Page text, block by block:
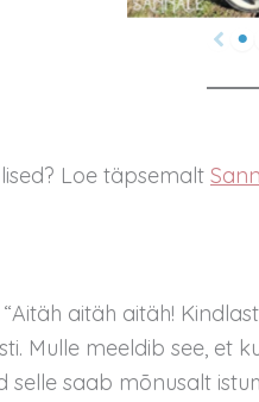
Loe täpsemalt
aitäh aitäh!
Mulle meeldib see, et
selle saab mõnusalt